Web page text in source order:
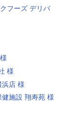
フーズ デリバ
様
浜店 様
施設 翔寿苑 様